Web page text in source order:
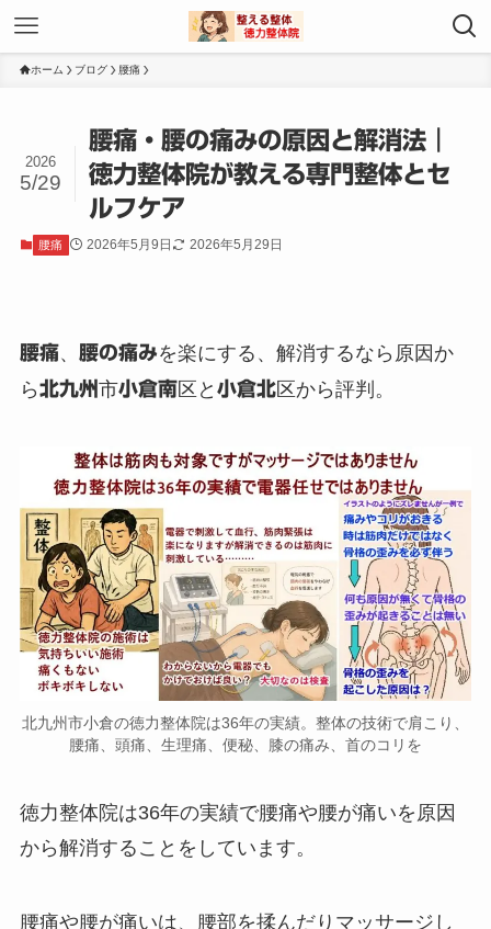
ホーム ブログ 腰痛
腰痛・腰の痛みの原因と解消法｜
徳力整体院が教える専門整体とセ
ルフケア
2026
5/29
腰痛 2026年5月9日 2026年5月29日
腰痛、 腰の痛みを楽にする、解消するなら原因か
ら北九州市小倉南区と 小倉北区から評判。
北九州市小倉の徳力整体院は36年の実績。整体の技術で肩こり、
腰痛、頭痛、生理痛、便秘、膝の痛み、首のコリを
徳力整体院は36年の実績で腰痛や腰が痛いを原因
から解消することをしています。
腰痛や腰が痛いは、腰部を揉んだりマッサージし